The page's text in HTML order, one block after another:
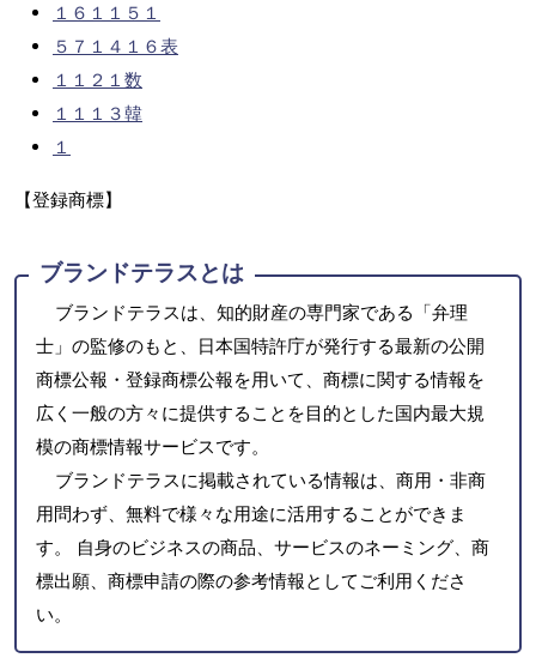
１６１１５１
５７１４１６表
１１２１数
１１１３韓
１
【登録商標】
ブランドテラスとは
ブランドテラスは、知的財産の専門家である「弁理
士」の監修のもと、日本国特許庁が発行する最新の公開
商標公報・登録商標公報を用いて、商標に関する情報を
広く一般の方々に提供することを目的とした国内最大規
模の商標情報サービスです。
ブランドテラスに掲載されている情報は、商用・非商
用問わず、無料で様々な用途に活用することができま
す。 自身のビジネスの商品、サービスのネーミング、商
標出願、商標申請の際の参考情報としてご利用くださ
い。